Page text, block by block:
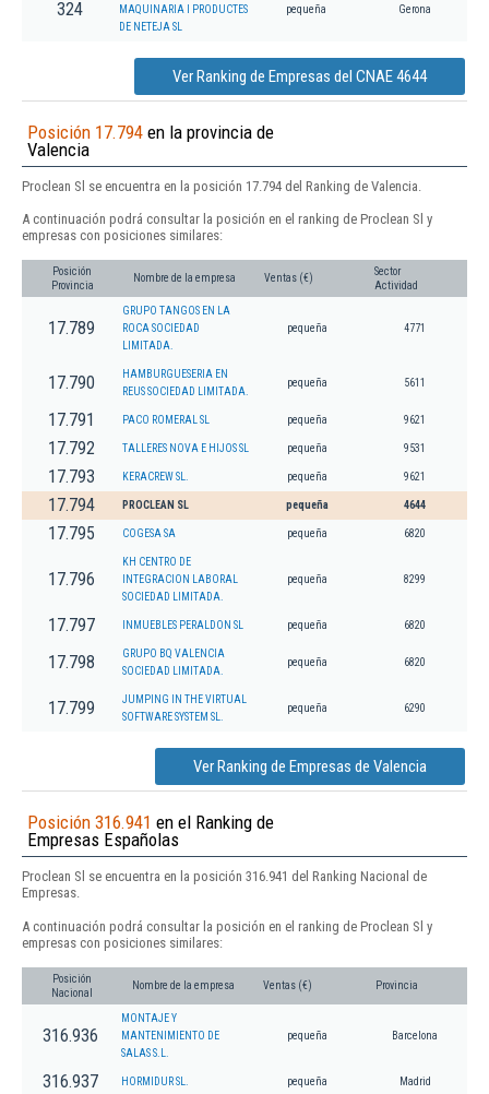
324
MAQUINARIA I PRODUCTES
DE NETEJA SL
pequeña Gerona
Ver Ranking de Empresas del CNAE 4644
Posición 17.794 en la provincia de
Valencia
Proclean Sl se encuentra en la posición 17.794 del Ranking de Valencia.
A continuación podrá consultar la posición en el ranking de Proclean Sl y
empresas con posiciones similares:
Posición
Provincia
Nombre de la empresa Ventas (€)
Sector
Actividad
17.789
GRUPO TANGOS EN LA
ROCA SOCIEDAD
LIMITADA.
pequeña 4771
17.790
HAMBURGUESERIA EN
REUS SOCIEDAD LIMITADA.
pequeña 5611
17.791 PACO ROMERAL SL pequeña 9621
17.792 TALLERES NOVA E HIJOS SL pequeña 9531
17.793 KERACREW SL. pequeña 9621
17.794 PROCLEAN SL pequeña 4644
17.795 COGESA SA pequeña 6820
17.796
KH CENTRO DE
INTEGRACION LABORAL
SOCIEDAD LIMITADA.
pequeña 8299
17.797 INMUEBLES PERALDON SL pequeña 6820
17.798
GRUPO BQ VALENCIA
SOCIEDAD LIMITADA.
pequeña 6820
17.799
JUMPING IN THE VIRTUAL
SOFTWARE SYSTEM SL.
pequeña 6290
Ver Ranking de Empresas de Valencia
Posición 316.941 en el Ranking de
Empresas Españolas
Proclean Sl se encuentra en la posición 316.941 del Ranking Nacional de
Empresas.
A continuación podrá consultar la posición en el ranking de Proclean Sl y
empresas con posiciones similares:
Posición
Nacional
Nombre de la empresa Ventas (€) Provincia
316.936
MONTAJE Y
MANTENIMIENTO DE
SALAS S.L.
pequeña Barcelona
316.937 HORMIDUR SL. pequeña Madrid